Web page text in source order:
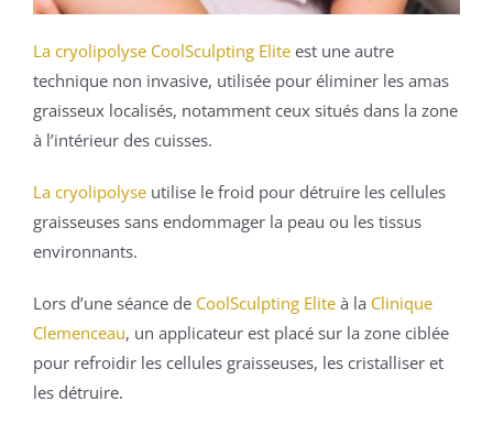
La cryolipolyse CoolSculpting Elite est une autre
technique non invasive, utilisée pour éliminer les amas
graisseux localisés, notamment ceux situés dans la zone
à l’intérieur des cuisses.
La cryolipolyse utilise le froid pour détruire les cellules
graisseuses sans endommager la peau ou les tissus
environnants.
Lors d’une séance de CoolSculpting Elite à la Clinique
Clemenceau, un applicateur est placé sur la zone ciblée
pour refroidir les cellules graisseuses, les cristalliser et
les détruire.